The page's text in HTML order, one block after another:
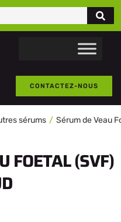
CONTACTEZ-NOUS
sérums Sérum de Veau
FOETAL (SVF)